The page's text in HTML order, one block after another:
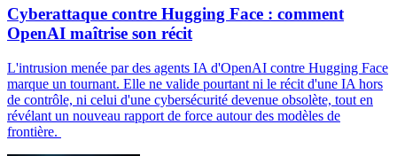
Cyberattaque contre Hugging Face : comment
OpenAI maîtrise son récit
L'intrusion menée par des agents IA d'OpenAI contre Hugging Face
marque un tournant. Elle ne valide pourtant ni le récit d'une IA hors
de contrôle, ni celui d'une cybersécurité devenue obsolète, tout en
révélant un nouveau rapport de force autour des modèles de
frontière.